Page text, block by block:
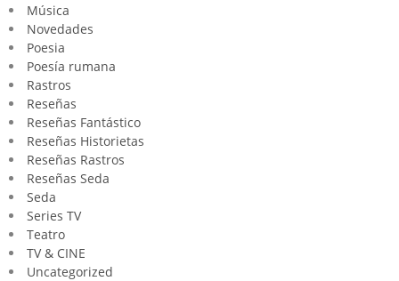
Música
Novedades
Poesia
Poesía rumana
Rastros
Reseñas
Reseñas Fantástico
Reseñas Historietas
Reseñas Rastros
Reseñas Seda
Seda
Series TV
Teatro
TV & CINE
Uncategorized